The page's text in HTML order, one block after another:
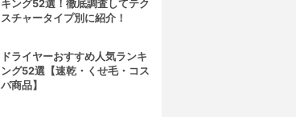
キング52選！徹底調査してテク
スチャータイプ別に紹介！
ドライヤーおすすめ人気ランキ
ング52選【速乾・くせ毛・コス
パ商品】